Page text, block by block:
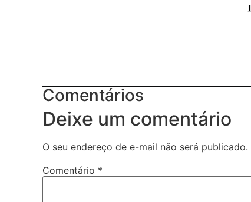
Comentários
Deixe um comentário
O seu endereço de e-mail não será publicado.
Comentário *